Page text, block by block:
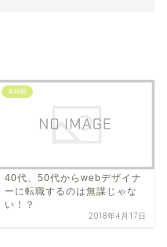
未経験
40代、50代からwebデザイナ
ーに転職するのは無謀じゃな
い！？
2018年4月17日